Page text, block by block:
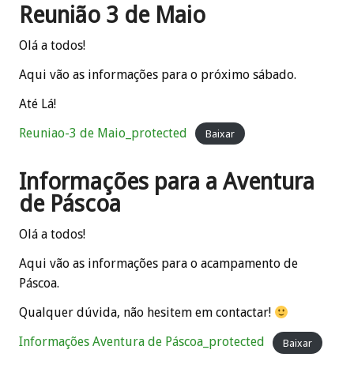
Reunião 3 de Maio
Olá a todos!
Aqui vão as informações para o próximo sábado.
Até Lá!
Reuniao-3 de Maio_protected
Baixar
Informações para a Aventura
de Páscoa
Olá a todos!
Aqui vão as informações para o acampamento de
Páscoa.
Qualquer dúvida, não hesitem em contactar!
Informações Aventura de Páscoa_protected
Baixar